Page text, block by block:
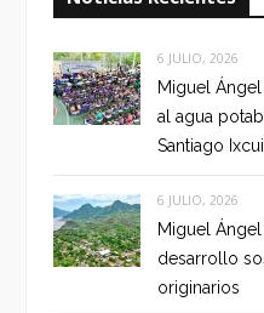
6 JULIO, 2026
Miguel
al agua
Santiago
6 JULIO, 2026
Miguel
desarrollo
originarios